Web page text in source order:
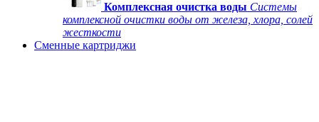
Комплексная очистка воды Системы
комплексной очистки воды от железа, хлора, солей
жесткости
Сменные картриджи